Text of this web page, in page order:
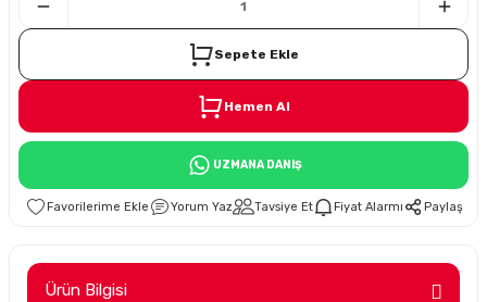
Sepete Ekle
Hemen Al
UZMANA DANIŞ
Yorum Yaz Tavsiye Et Fiyat Alarmı Paylaş
Ürün Bilgisi